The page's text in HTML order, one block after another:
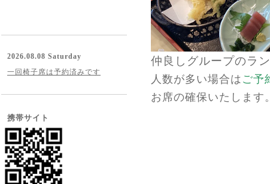
仲良しグループのラ
人数が多い場合は ご予
お席の確保いたします。
2026.08.08 Saturday
一回椅子席は予約済みです
携帯サイト